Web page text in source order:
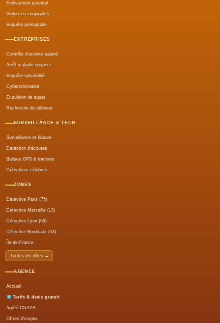
Enlèvement parental
Violences conjugales
Enquête prénuptiale
ENTREPRISES
Contrôle d'activité salarié
Arrêt maladie suspect
Enquête solvabilité
Cybercriminalité
Expulsion de squat
Recherche de débiteur
SURVEILLANCE & TECH
Surveillance et filature
Détection d'écoutes
Balises GPS & trackers
Détectives célèbres
ZONES
Détective Paris (75)
Détective Marseille (13)
Détective Lyon (69)
Détective Bordeaux (33)
Île-de-France
Toutes les villes →
AGENCE
Accueil
Tarifs & devis gratuit
Agréé CNAPS
Offres d'emploi